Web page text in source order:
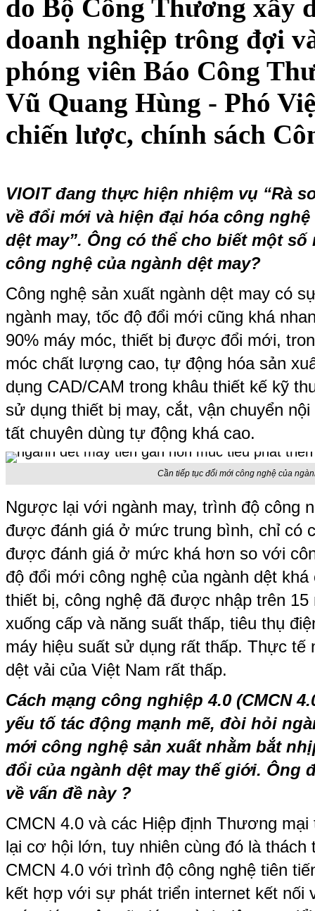
do Bộ Công Thương xây
doanh nghiệp trông đợi
phóng viên Báo Công
Vũ Quang Hùng - Phó
chiến lược, chính sách
VIOIT đang thực hiện nhiệm vụ “Rà
về đổi mới và hiện đại hóa công
dệt may”. Ông có thể cho biết một số
công nghệ của ngành dệt may?
Công nghệ sản xuất ngành dệt may có
ngành may, tốc độ đổi mới cũng khá
90% máy móc, thiết bị được đổi mới,
móc chất lượng cao, tự động hóa sản
dụng CAD/CAM trong khâu thiết kế kỹ
sử dụng thiết bị may, cắt, vận chuyển
tất chuyên dùng tự động khá cao.
Cần tiếp tục đổi mới công nghệ của
Ngược lại với ngành may, trình độ công
được đánh giá ở mức trung bình, chỉ có
được đánh giá ở mức khá hơn so với
độ đổi mới công nghệ của ngành dệt
thiết bị, công nghệ đã được nhập trên
xuống cấp và năng suất thấp, tiêu thụ
máy hiệu suất sử dụng rất thấp. Thực tế
dệt vải của Việt Nam rất thấp.
Cách mạng công nghiệp 4.0 (CMCN
yếu tố tác động mạnh mẽ, đòi hỏi
mới công nghệ sản xuất nhằm bắt
đổi của ngành dệt may thế giới. Ông
về vấn đề này ?
CMCN 4.0 và các Hiệp định Thương
lại cơ hội lớn, tuy nhiên cùng đó là thách
CMCN 4.0 với trình độ công nghệ tiên
kết hợp với sự phát triển internet kết nối